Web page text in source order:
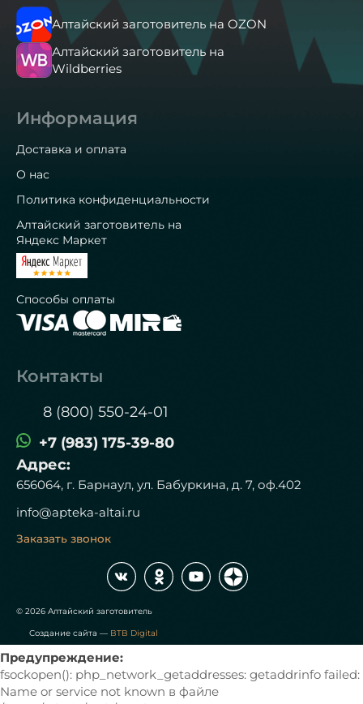
Алтайский заготовитель на OZON
Алтайский заготовитель на
Wildberries
Информация
Доставка и оплата
О нас
Политика конфиденциальности
Алтайский заготовитель на
Яндекс Маркет
Способы оплаты
Контакты
8 (800) 550-24-01
+7 (983) 175-39-80
Адрес:
656064, г. Барнаул, ул. Бабуркина, д. 7, оф.402
info@apteka-altai.ru
Заказать звонок
© 2026 Алтайский заготовитель
Создание сайта — BTB Digital
Предупреждение:
fsockopen(): php_network_getaddresses: getaddrinfo failed:
Name or service not known в файле